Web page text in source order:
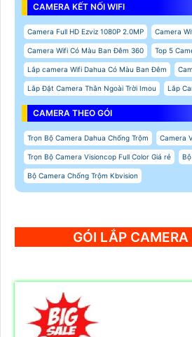
CAMERA KẾT NỐI WIFI
Camera Full HD Ezviz 1080P 2.0MP Camera
Camera Wifi Có Màu Ban Đêm 360 Top 5
Lắp camera Wifi Dahua Có Màu Ban Đêm
Lắp Đặt Camera Thân Ngoài Trời Imou Lắp
CAMERA THEO GÓI
Trọn Bộ Camera Dahua Chống Trộm Camera
Trọn Bộ Camera Visioncop Full Color Giá rẻ
Bộ Camera Chống Trộm Kbvision
GÓI LẮP